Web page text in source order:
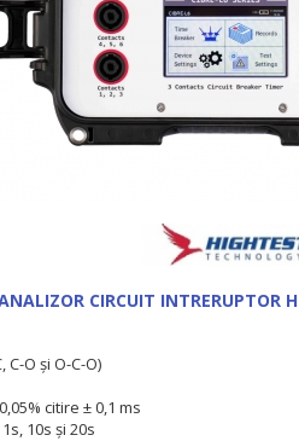
CIRCUIT INTRERUPTOR
C-O şi O-C-O)
citire ± 0,1 ms
10s şi 20s